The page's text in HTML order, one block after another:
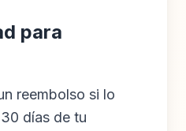
para
reembolso si lo
días de tu